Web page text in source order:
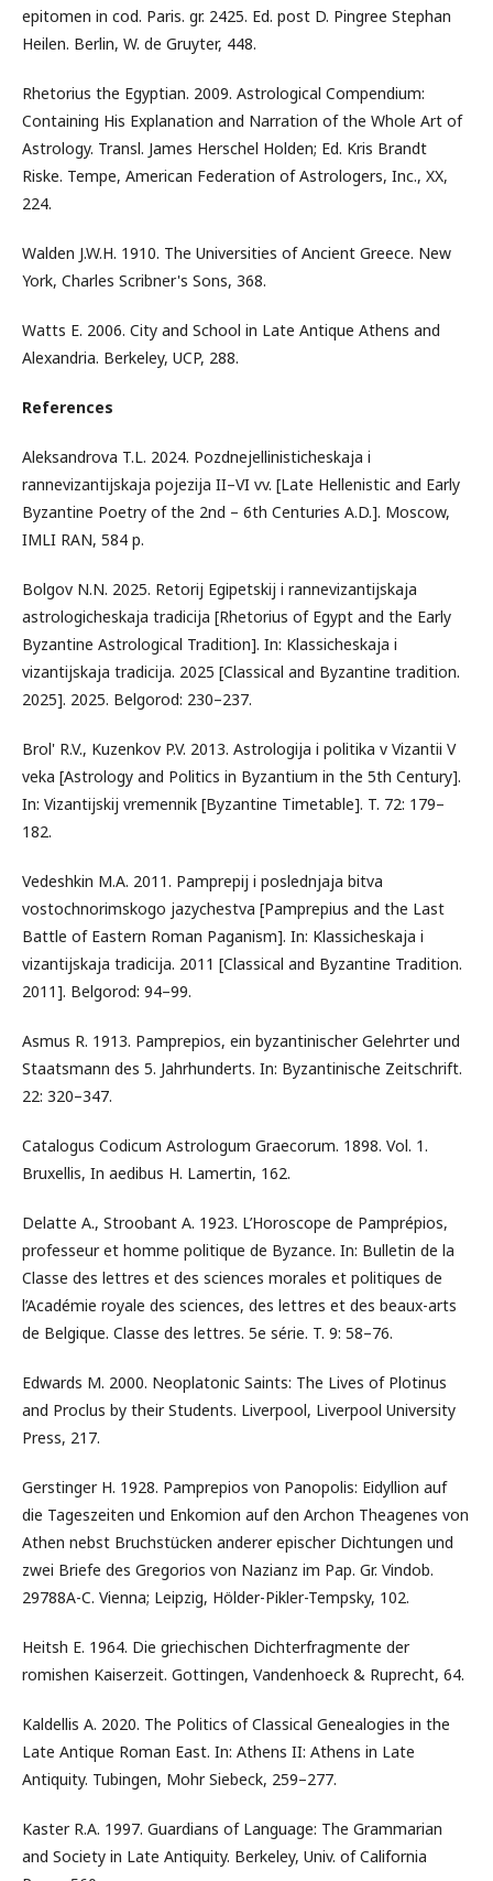
epitomen in cod. Paris. gr. 2425. Ed. post D. Pingree Stephan
Heilen. Berlin, W. de Gruyter, 448.
Rhetorius the Egyptian. 2009. Astrological Compendium:
Containing His Explanation and Narration of the Whole Art of
Astrology. Transl. James Herschel Holden; Ed. Kris Brandt
Riske. Tempe, American Federation of Astrologers, Inc., XX,
224.
Walden J.W.H. 1910. The Universities of Ancient Greece. New
York, Charles Scribner's Sons, 368.
Watts E. 2006. City and School in Late Antique Athens and
Alexandria. Berkeley, UCP, 288.
References
Aleksandrova T.L. 2024. Pozdnejellinisticheskaja i
rannevizantijskaja pojezija II–VI vv. [Late Hellenistic and Early
Byzantine Poetry of the 2nd – 6th Centuries A.D.]. Moscow,
IMLI RAN, 584 p.
Bolgov N.N. 2025. Retorij Egipetskij i rannevizantijskaja
astrologicheskaja tradicija [Rhetorius of Egypt and the Early
Byzantine Astrological Tradition]. In: Klassicheskaja i
vizantijskaja tradicija. 2025 [Classical and Byzantine tradition.
2025]. 2025. Belgorod: 230–237.
Brol' R.V., Kuzenkov P.V. 2013. Astrologija i politika v Vizantii V
veka [Astrology and Politics in Byzantium in the 5th Century].
In: Vizantijskij vremennik [Byzantine Timetable]. T. 72: 179–
182.
Vedeshkin M.A. 2011. Pamprepij i poslednjaja bitva
vostochnorimskogo jazychestva [Pamprepius and the Last
Battle of Eastern Roman Paganism]. In: Klassicheskaja i
vizantijskaja tradicija. 2011 [Classical and Byzantine Tradition.
2011]. Belgorod: 94–99.
Asmus R. 1913. Pamprepios, ein byzantinischer Gelehrter und
Staatsmann des 5. Jahrhunderts. In: Byzantinische Zeitschrift.
22: 320–347.
Catalogus Codicum Astrologum Graecorum. 1898. Vol. 1.
Bruxellis, In aedibus H. Lamertin, 162.
Delatte A., Stroobant A. 1923. L’Horoscope de Pamprépios,
professeur et homme politique de Byzance. In: Bulletin de la
Classe des lettres et des sciences morales et politiques de
l’Académie royale des sciences, des lettres et des beaux-arts
de Belgique. Classe des lettres. 5e série. T. 9: 58–76.
Edwards M. 2000. Neoplatonic Saints: The Lives of Plotinus
and Proclus by their Students. Liverpool, Liverpool University
Press, 217.
Gerstinger H. 1928. Pamprepios von Panopolis: Eidyllion auf
die Tageszeiten und Enkomion auf den Archon Theagenes von
Athen nebst Bruchstücken anderer epischer Dichtungen und
zwei Briefe des Gregorios von Nazianz im Pap. Gr. Vindob.
29788A-C. Vienna; Leipzig, Hölder-Pikler-Tempsky, 102.
Heitsh E. 1964. Die griechischen Dichterfragmente der
romishen Kaiserzeit. Gottingen, Vandenhoeck & Ruprecht, 64.
Kaldellis A. 2020. The Politics of Classical Genealogies in the
Late Antique Roman East. In: Athens II: Athens in Late
Antiquity. Tubingen, Mohr Siebeck, 259–277.
Kaster R.A. 1997. Guardians of Language: The Grammarian
and Society in Late Antiquity. Berkeley, Univ. of California